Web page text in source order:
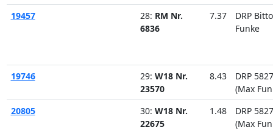
19457
28: RM Nr.
6836
7.37
DRP
Funke
19746 29: W18 Nr.
23570
8.43
DRP
(Max
20805
30: W18 Nr.
22675
1.48
DRP
(Max